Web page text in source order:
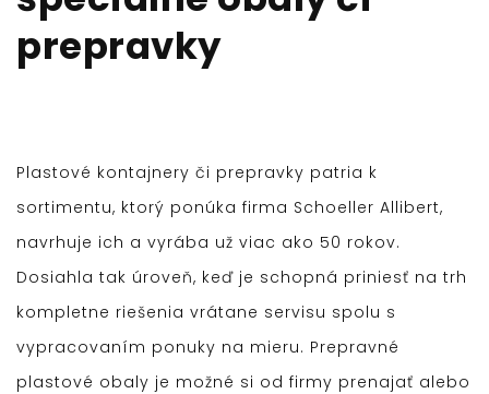
prepravky
Plastové kontajnery či prepravky patria k
sortimentu, ktorý ponúka firma Schoeller Allibert,
navrhuje ich a vyrába už viac ako 50 rokov.
Dosiahla tak úroveň, keď je schopná priniesť na trh
kompletne riešenia vrátane servisu spolu s
vypracovaním ponuky na mieru. Prepravné
plastové obaly je možné si od firmy prenajať alebo